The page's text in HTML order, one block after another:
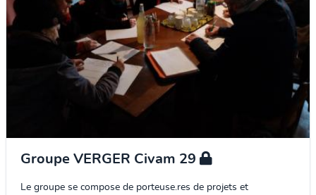
Groupe VERGER Civam 29
Le groupe se compose de porteuse.res de projets et